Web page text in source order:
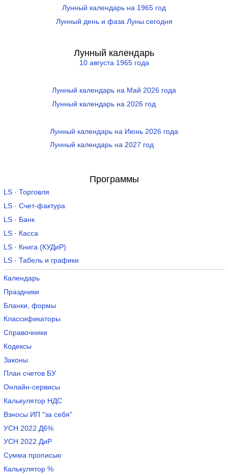
Лунный календарь на 1965 год
Лунный день и фаза Луны сегодня
Лунный календарь
10 августа 1965 года
Лунный календарь на Май 2026 года
Лунный календарь на 2026 год
Лунный календарь на Июнь 2026 года
Лунный календарь на 2027 год
Программы
LS · Торговля
LS · Счет-фактура
LS · Банк
LS · Касса
LS · Книга (КУДиР)
LS · Табель и графики
Календарь
Праздники
Бланки, формы
Классификаторы
Справочники
Кодексы
Законы
План счетов БУ
Онлайн-сервисы
Калькулятор НДС
Взносы ИП "за себя"
УСН 2022 Д6%
УСН 2022 ДиР
Сумма прописью
Калькулятор %